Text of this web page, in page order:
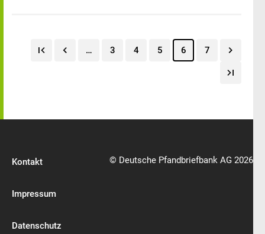
… 3 4 5 6 7
Kontakt
Impressum
Datenschutz
© Deutsche Pfandbriefbank AG 2026